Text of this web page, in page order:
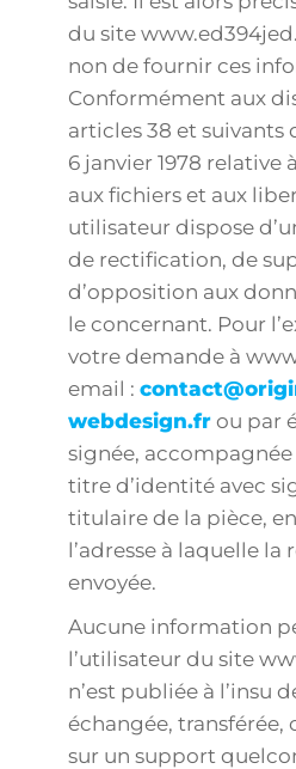
du site
non de fournir ces
Conformément aux
articles 38 et suivants
6 janvier 1978 relative
aux fichiers et aux
utilisateur dispose
de rectification, de
d’opposition aux
le concernant. Pour
votre demande à
email :
webdesign.frou par
signée, accompagnée
titre d’identité avec
titulaire de la pièce,
l’adresse à laquelle
envoyée.
Aucune information
l’utilisateur du site
n’est publiée à l’insu
échangée, transférée,
sur un support